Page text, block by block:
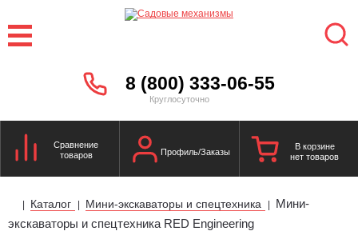
8 (800) 333-06-55
Круглосуточно
Сравнение
товаров
Профиль/Заказы
В корзине
нет товаров
| Каталог | Мини-экскаваторы и спецтехника |
Мини-
экскаваторы и спецтехника RED Engineering